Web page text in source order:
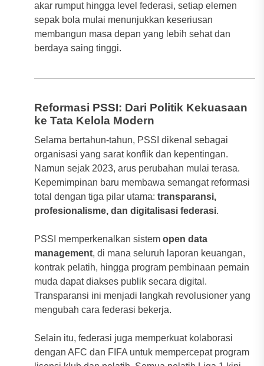
akar rumput hingga level federasi, setiap elemen
sepak bola mulai menunjukkan keseriusan
membangun masa depan yang lebih sehat dan
berdaya saing tinggi.
Reformasi PSSI: Dari Politik Kekuasaan
ke Tata Kelola Modern
Selama bertahun-tahun, PSSI dikenal sebagai
organisasi yang sarat konflik dan kepentingan.
Namun sejak 2023, arus perubahan mulai terasa.
Kepemimpinan baru membawa semangat reformasi
total dengan tiga pilar utama: transparansi,
profesionalisme, dan digitalisasi federasi.
PSSI memperkenalkan sistem open data
management, di mana seluruh laporan keuangan,
kontrak pelatih, hingga program pembinaan pemain
muda dapat diakses publik secara digital.
Transparansi ini menjadi langkah revolusioner yang
mengubah cara federasi bekerja.
Selain itu, federasi juga memperkuat kolaborasi
dengan AFC dan FIFA untuk mempercepat program